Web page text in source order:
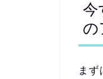
今
の
まず